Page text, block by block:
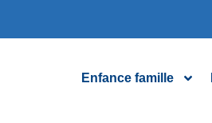
Enfance famille